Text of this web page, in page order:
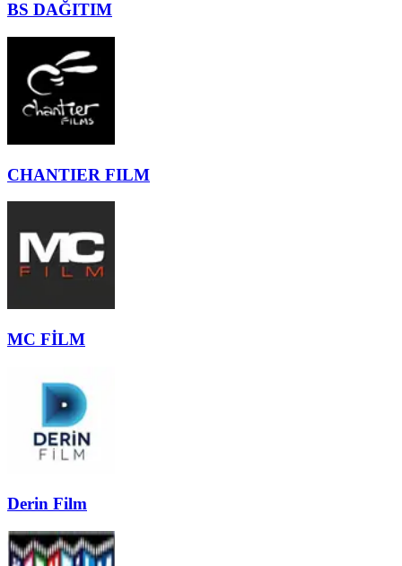
BS DAĞITIM
CHANTIER FILM
MC FİLM
Derin Film